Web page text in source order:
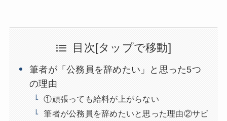
目次[タップで移動]
筆者が「公務員を辞めたい」と思った5つ
の理由
①頑張っても給料が上がらない
筆者が公務員を辞めたいと思った理由②サビ